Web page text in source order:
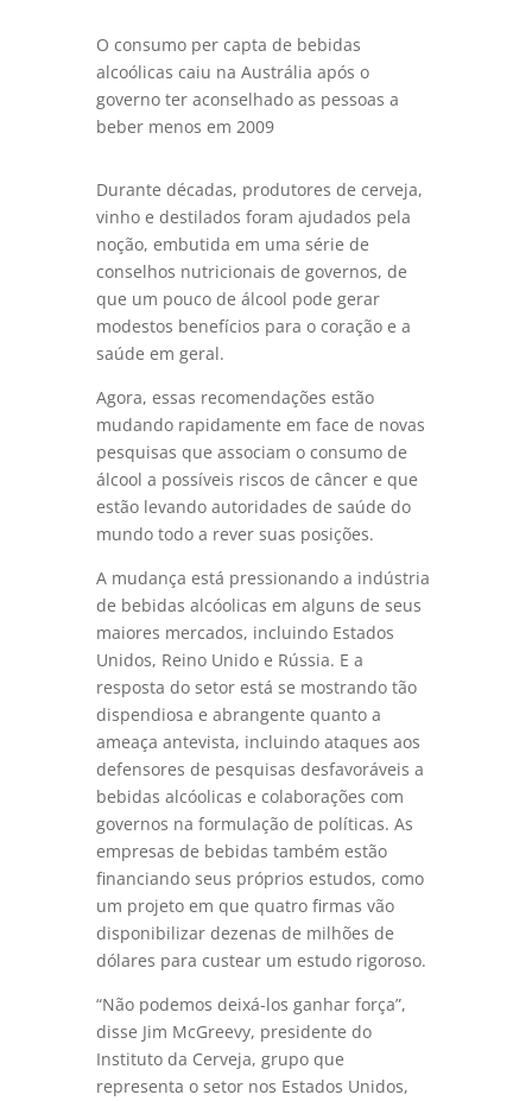
O consumo per capta de bebidas
alcoólicas caiu na Austrália após o
governo ter aconselhado as pessoas a
beber menos em 2009
Durante décadas, produtores de cerveja,
vinho e destilados foram ajudados pela
noção, embutida em uma série de
conselhos nutricionais de governos, de
que um pouco de álcool pode gerar
modestos benefícios para o coração e a
saúde em geral.
Agora, essas recomendações estão
mudando rapidamente em face de novas
pesquisas que associam o consumo de
álcool a possíveis riscos de câncer e que
estão levando autoridades de saúde do
mundo todo a rever suas posições.
A mudança está pressionando a indústria
de bebidas alcóolicas em alguns de seus
maiores mercados, incluindo Estados
Unidos, Reino Unido e Rússia. E a
resposta do setor está se mostrando tão
dispendiosa e abrangente quanto a
ameaça antevista, incluindo ataques aos
defensores de pesquisas desfavoráveis a
bebidas alcóolicas e colaborações com
governos na formulação de políticas. As
empresas de bebidas também estão
financiando seus próprios estudos, como
um projeto em que quatro firmas vão
disponibilizar dezenas de milhões de
dólares para custear um estudo rigoroso.
“Não podemos deixá-los ganhar força”,
disse Jim McGreevy, presidente do
Instituto da Cerveja, grupo que
representa o setor nos Estados Unidos,